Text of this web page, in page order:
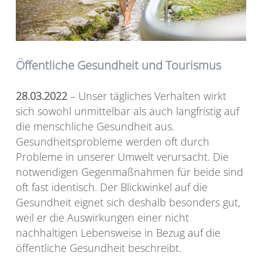
Öffentliche Gesundheit und Tourismus
28.03.2022 – Unser tägliches Verhalten wirkt
sich sowohl unmittelbar als auch langfristig auf
die menschliche Gesundheit aus.
Gesundheitsprobleme werden oft durch
Probleme in unserer Umwelt verursacht. Die
notwendigen Gegenmaßnahmen für beide sind
oft fast identisch. Der Blickwinkel auf die
Gesundheit eignet sich deshalb besonders gut,
weil er die Auswirkungen einer nicht
nachhaltigen Lebensweise in Bezug auf die
öffentliche Gesundheit beschreibt.